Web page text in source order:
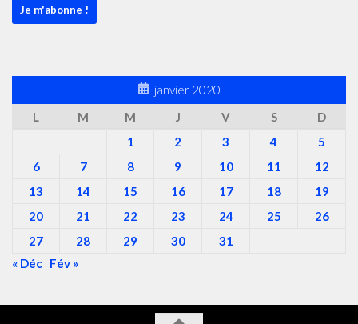
janvier 2020
L
M M J V S
D
1
2 3 4
5
6
7 8 9 10 11
12
13
14 15 16 17 18
19
20
21 22 23 24 25
26
27
28 29 30
31
« Déc Fév »